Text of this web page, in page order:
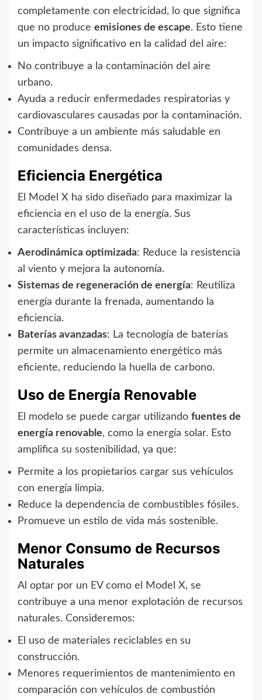
completamente con electricidad, lo que significa
que no produce emisiones de escape. Esto tiene
un impacto significativo en la calidad del aire:
No contribuye a la contaminación del aire
urbano.
Ayuda a reducir enfermedades respiratorias y
cardiovasculares causadas por la contaminación.
Contribuye a un ambiente más saludable en
comunidades densa.
Eficiencia Energética
El Model X ha sido diseñado para maximizar la
eficiencia en el uso de la energía. Sus
características incluyen:
Aerodinámica optimizada: Reduce la resistencia
al viento y mejora la autonomía.
Sistemas de regeneración de energía: Reutiliza
energía durante la frenada, aumentando la
eficiencia.
Baterías avanzadas: La tecnología de baterías
permite un almacenamiento energético más
eficiente, reduciendo la huella de carbono.
Uso de Energía Renovable
El modelo se puede cargar utilizando fuentes de
energía renovable, como la energía solar. Esto
amplifica su sostenibilidad, ya que:
Permite a los propietarios cargar sus vehículos
con energía limpia.
Reduce la dependencia de combustibles fósiles.
Promueve un estilo de vida más sostenible.
Menor Consumo de Recursos
Naturales
Al optar por un EV como el Model X, se
contribuye a una menor explotación de recursos
naturales. Consideremos:
El uso de materiales reciclables en su
construcción.
Menores requerimientos de mantenimiento en
comparación con vehículos de combustión